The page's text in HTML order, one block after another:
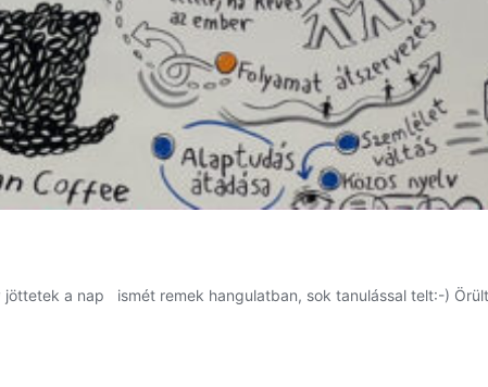
a nap ismét remek hangulatban, sok tanulással telt:-)